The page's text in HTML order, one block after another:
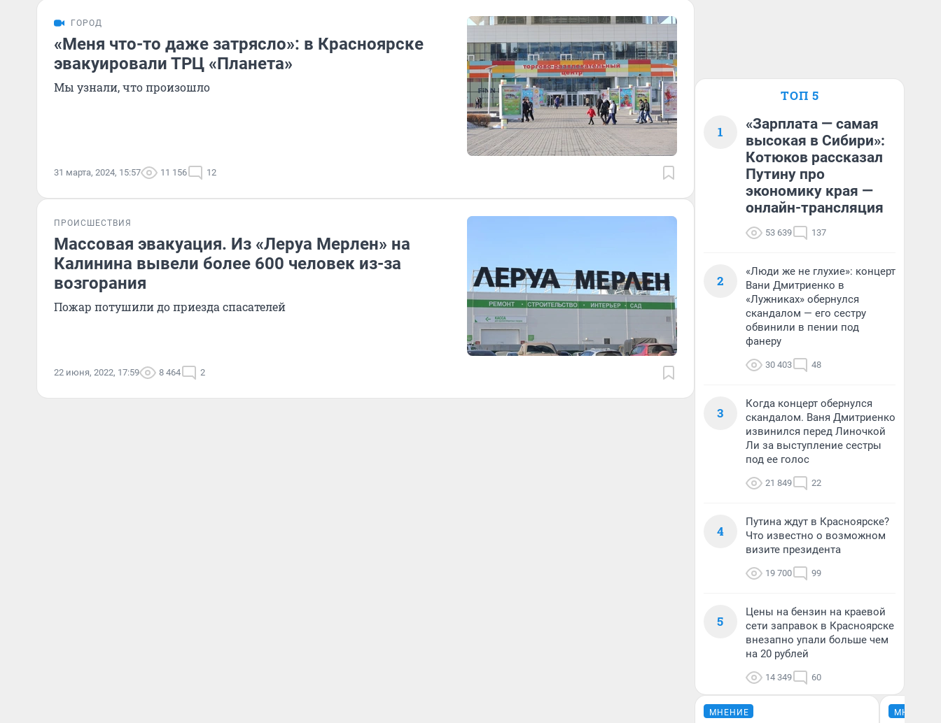
ГОРОД
«Меня что-то даже затрясло»: в Красноярске
эвакуировали ТРЦ «Планета»
Мы узнали, что произошло
31 марта, 2024, 15:57 11 156 12
ПРОИСШЕСТВИЯ
Массовая эвакуация. Из «Леруа Мерлен» на
Калинина вывели более 600 человек из-за
возгорания
Пожар потушили до приезда спасателей
22 июня, 2022, 17:59 8 464 2
ТОП 5
1
«Зарплата — самая
высокая в Сибири»:
Котюков рассказал
Путину про
экономику края —
онлайн-трансляция
53 639 137
2
«Люди же не глухие»: концерт
Вани Дмитриенко в
«Лужниках» обернулся
скандалом — его сестру
обвинили в пении под
фанеру
30 403 48
3
Когда концерт обернулся
скандалом. Ваня Дмитриенко
извинился перед Линочкой
Ли за выступление сестры
под ее голос
21 849 22
4
Путина ждут в Красноярске?
Что известно о возможном
визите президента
19 700 99
5
Цены на бензин на краевой
сети заправок в Красноярске
внезапно упали больше чем
на 20 рублей
14 349 60
МНЕНИЕ МНЕНИЕ